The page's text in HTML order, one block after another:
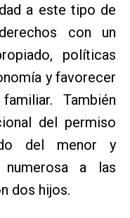
a este tipo de
con un
políticas
y favorecer
También
del permiso
del menor y
a las
dos hijos.